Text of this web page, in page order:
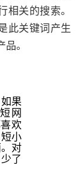
相关的搜索。
此关键词产生
。
果
网
欢
短小
对
了